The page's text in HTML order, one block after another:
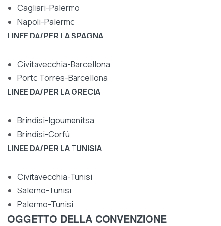
Cagliari-Palermo
Napoli-Palermo
LINEE DA/PER LA SPAGNA
Civitavecchia-Barcellona
Porto Torres-Barcellona
LINEE DA/PER LA GRECIA
Brindisi-Igoumenitsa
Brindisi-Corfù
LINEE DA/PER LA TUNISIA
Civitavecchia-Tunisi
Salerno-Tunisi
Palermo-Tunisi
OGGETTO DELLA CONVENZIONE